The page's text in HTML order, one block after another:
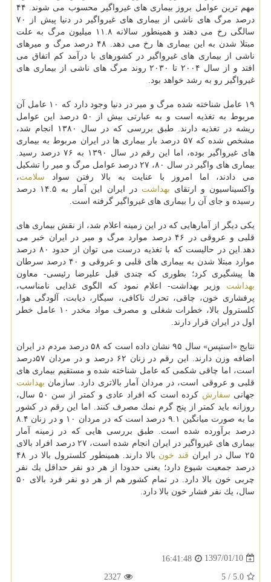
مهم ترین عوامل بروز بیماری های غیرواگیر محسوب می شوند. ۴۴
درصد مرگ های ناشی از بیماری های غیرواگیر در دنیا پیش از ۷۰
سالگی رخ می دهند و همینطور سالانه ۱۱.۸ میلیون مرگ به علت
مبتلا شدن به این بیماری ها رخ می دهد. ۴۸ درصد مرگ و میرهای
ناشی از بیماری های غیرواگیر در كشورهای با درآمد كم اتفاق می
افتد و از سال ۲۰۰۴ تا ۲۰۳۰ روند مرگ های ناشی از بیماری های
غیرواگیر رو به رشد خواهد بود.
۱۹ عامل شناخته شده مرگ و میر در دنیا وجود دارد كه ۱۰ عامل آن
مربوط به تغذیه است و به عبارتی بیش از ۵۰ درصد این عوامل
ریشه در تغذیه دارند. طبق بررسی كه در سال ۱۳۸۰ انجام شد،
مشخص شده كه ۵۷ درصد بار بیماری ها در ایران مربوط به بیماری
های غیرواگیر بوده، اما این رقم در سال ۱۳۹۰ به ۷۶ درصد رسید.
بیماری های واگیر در سال ۸۰، ۲۷ درصد عوامل مرگ و میر را تشكیل
می دادند، اما امروز با عنایت به بالا رفتن سواد سلامت،
واكسیناسیون و ارتقای بهداشت
در ایران این آمار به ۱۴.۵ درصد
رسیده و جای آن را بیماری های غیرواگیر گرفته است.
یكی دیگر از آمارهایی كه در این زمینه اعلام شد، از نقش بیماری های
قلبی و عروقی در ۴۶ درصد موارد مرگ و میر در ایران خبر می
دهد.این در حالیست كه با تغذیه درست می توان از حدود ۸۰ درصد
موارد مبتلا شدن به بیماری های قلبی و عروقی و ۴۰ درصد سرطان
ها پیشگیری كرد؛ بطوری كه چندی قبل علیرضا رئیسی- معاون
بهداشت وزیر بهداشت- اعلام نمود كه الگوی غذایی نامناسب،
پرفشاری خون، چاقی، تحرك ناكافی، سیگار، دیابت، آلودگی هوا،
كلسترول بالا، خطرات شغلی و مصرف مواد مخدر ۱۰ عامل خطر
اول در ایران قرار دارند.
نتایج «استپس» سال ۹۵ نشان داده است كه ۵۸ درصد مردم در ایران
اضافه وزن دارند. این رقم در زنان ۶۲ درصد و در مردان ۵۷درصد
است، اما چاقی شكمی كه عامل شناخته شده و مستقیم بیماری های
قلبی و عروقی است، در مردان آمار بالاتری دارد. سازمان بهداشت
جهانی سفارش
كرده است كه افراد عادی و كمتر از سن ۵۰ سال،
روزانه باید كمتر از پنج گرم نمك مصرف كنند. اما این رقم در كشور
ما به صورت میانگین ۹.۱ درصد است كه در مردان ۱۰ و در زنان ۸.۴
درصد برآورده شده است. طبق بررسی هایی كه در زمینه آمار
بیماری های غیرواگیر در ایران انجام شده است، ۲۷ درصد افراد بالای
۲۵ سال در ایران
قند خون
بالا دارند. همینطور كلسترول بالا در ۴۸
درصد جمعیت شیوع دارد؛ یعنی حدودا از هر دو نفر حداقل یك نفر
چربی خون بالا دارد. در تمام كشور هم از هر دو نفر فرد بالای ۵۰
سال، یك نفر فشار خون بالا دارد.
1397/01/10
16:41:48
5.0
/
5
2327